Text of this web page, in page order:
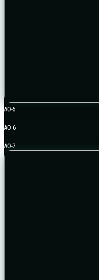
AO-5
AO-6
AO-7